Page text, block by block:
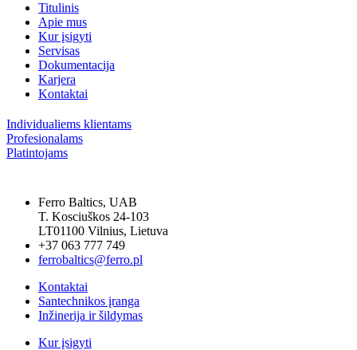
Titulinis
Apie mus
Kur įsigyti
Servisas
Dokumentacija
Karjera
Kontaktai
Individualiems klientams
Profesionalams
Platintojams
Ferro Baltics, UAB
T. Kosciuškos 24-103
LT01100 Vilnius, Lietuva
+37 063 777 749
ferrobaltics@ferro.pl
Kontaktai
Santechnikos įranga
Inžinerija ir šildymas
Kur įsigyti